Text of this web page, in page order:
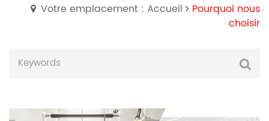
Votre emplacement : Accueil
Pourquoi nous
choisir